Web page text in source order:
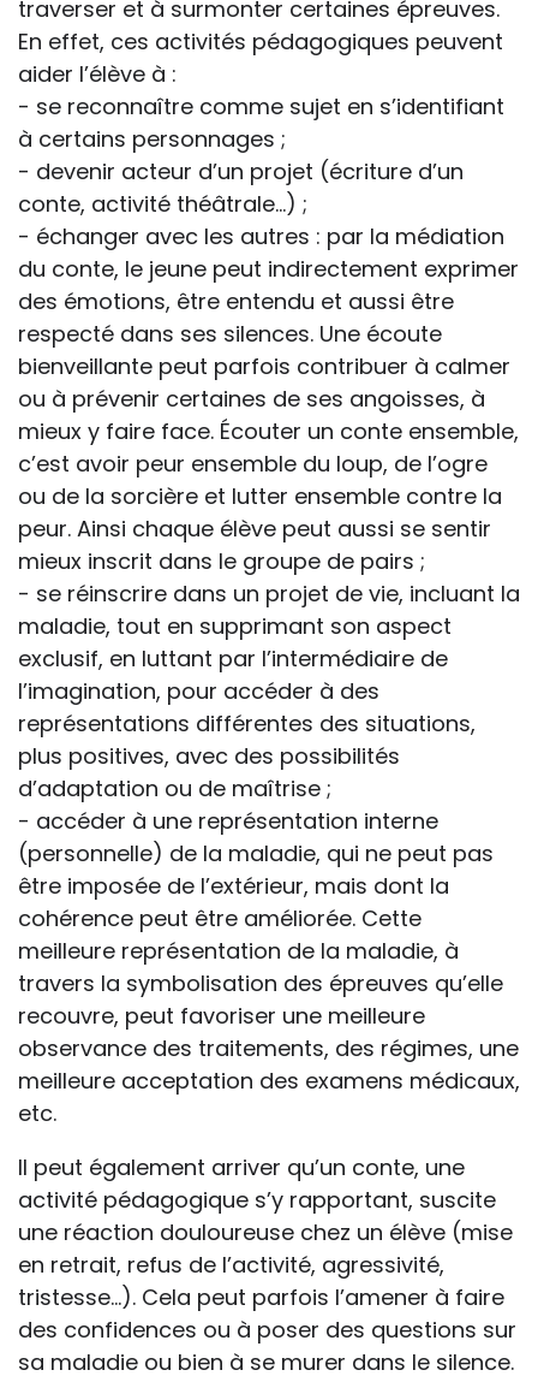
traverser et à surmonter certaines épreuves.
En effet, ces activités pédagogiques peuvent
aider l’élève à :
- se reconnaître comme sujet en s’identifiant
à certains personnages ;
- devenir acteur d’un projet (écriture d’un
conte, activité théâtrale…) ;
- échanger avec les autres : par la médiation
du conte, le jeune peut indirectement exprimer
des émotions, être entendu et aussi être
respecté dans ses silences. Une écoute
bienveillante peut parfois contribuer à calmer
ou à prévenir certaines de ses angoisses, à
mieux y faire face. Écouter un conte ensemble,
c’est avoir peur ensemble du loup, de l’ogre
ou de la sorcière et lutter ensemble contre la
peur. Ainsi chaque élève peut aussi se sentir
mieux inscrit dans le groupe de pairs ;
- se réinscrire dans un projet de vie, incluant la
maladie, tout en supprimant son aspect
exclusif, en luttant par l’intermédiaire de
l’imagination, pour accéder à des
représentations différentes des situations,
plus positives, avec des possibilités
d’adaptation ou de maîtrise ;
- accéder à une représentation interne
(personnelle) de la maladie, qui ne peut pas
être imposée de l’extérieur, mais dont la
cohérence peut être améliorée. Cette
meilleure représentation de la maladie, à
travers la symbolisation des épreuves qu’elle
recouvre, peut favoriser une meilleure
observance des traitements, des régimes, une
meilleure acceptation des examens médicaux,
etc.
Il peut également arriver qu’un conte, une
activité pédagogique s’y rapportant, suscite
une réaction douloureuse chez un élève (mise
en retrait, refus de l’activité, agressivité,
tristesse…). Cela peut parfois l’amener à faire
des confidences ou à poser des questions sur
sa maladie ou bien à se murer dans le silence.